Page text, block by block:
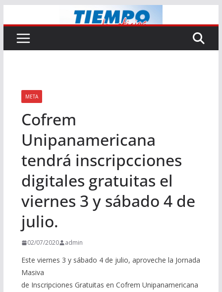
al
contenido
META
Cofrem
Unipanamericana
tendrá inscripcciones
digitales gratuitas el
viernes 3 y sábado 4 de
julio.
02/07/2020 admin
Este viernes 3 y sábado 4 de julio, aproveche la Jornada
Masiva
de Inscripciones Gratuitas en Cofrem Unipanamericana